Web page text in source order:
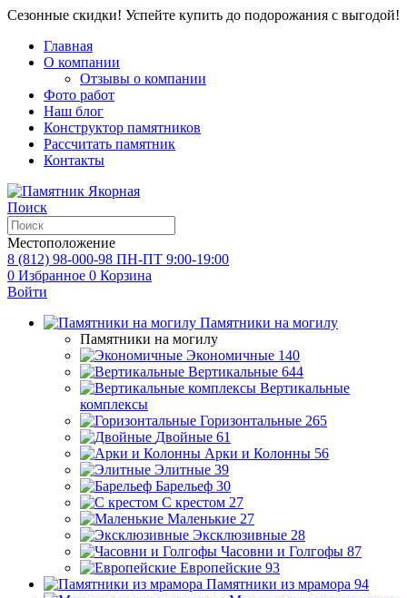
Сезонные скидки! Успейте купить до подорожания с выгодой!
Главная
О компании
Отзывы о компании
Фото работ
Наш блог
Конструктор памятников
Рассчитать памятник
Контакты
Поиск
Местоположение
8 (812) 98-000-98 ПН-ПТ 9:00-19:00
0 Избранное 0 Корзина
Войти
Памятники на могилу
Памятники на могилу
Экономичные 140
Вертикальные 644
Вертикальные
комплексы
Горизонтальные 265
Двойные 61
Арки и Колонны 56
Элитные 39
Барельеф 30
С крестом 27
Маленькие 27
Эксклюзивные 28
Часовни и Голгофы 87
Европейские 93
Памятники из мрамора 94